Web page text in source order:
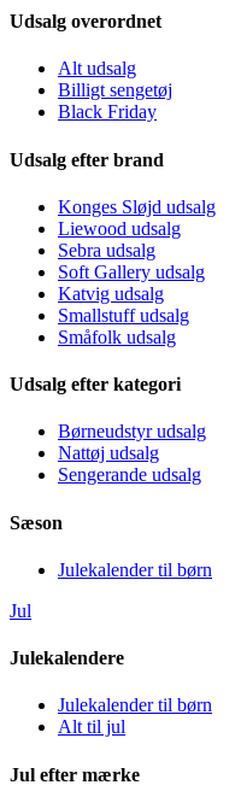
Udsalg overordnet
Alt udsalg
Billigt sengetøj
Black Friday
Udsalg efter brand
Konges Sløjd udsalg
Liewood udsalg
Sebra udsalg
Soft Gallery udsalg
Katvig udsalg
Smallstuff udsalg
Småfolk udsalg
Udsalg efter kategori
Børneudstyr udsalg
Nattøj udsalg
Sengerande udsalg
Sæson
Julekalender til børn
Jul
Julekalendere
Julekalender til børn
Alt til jul
Jul efter mærke